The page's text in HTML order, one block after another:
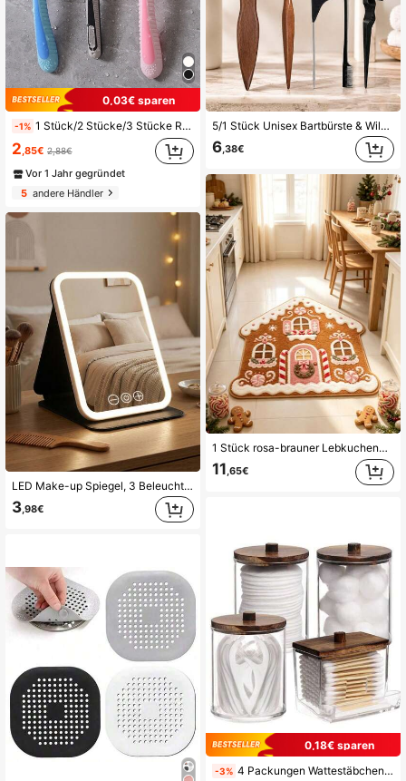
0,03€ sparen
-1% 1 Stück/2 Stücke/3 Stücke Rasiererhalter ohne Bohren, Wandhalterung mit Kabelhalter und Kleiderhaken für Kleidung & Taschen
2,85€ 2,88€
Vor 1 Jahr gegründet
5andere Händler
LED Make-up Spiegel, 3 Beleuchtungsmodi, einstellbare Helligkeit, tragbares faltbares Design, geeignet für Zuhause, Reisen oder Studentenwohnheim, perfektes Geschenk für Frauen zu Feiertagen, Geburtstagen oder Muttertag
3 ,98€
5/1 Stück Unisex Bartbürste & Wildschweinborsten-Haarbürste, glättet Frizz & fliegende Haare, glattes Rückkämmen, professionelle Barber-Stylingbürste, Haarfarben-Spitzschwanzkamm, erzeugt glatten Pferdeschwanz & Dutt - breite Spitzschwanz-Rückkamm- & Entwirrbürste, geeignet für Barbershops, Schönheitssalons, Reiseessentials, Schulanfang, Reise- & Urlaubsessentials, Damen-Haaraccessoires, Bürste, Haarbürste, Edge-Bürste, Kämmen, Kämmen, Entwirrbürste, Kugelbürste, Mini-Haarbürste, Haarbürsten-Set, Unisex, empfohlen als Weihnachtsgeschenk
6 ,38€
1 Stück rosa-brauner Lebkuchenhaus Plüschteppich, verdickter dekorativer Teppich für Weihnachten, Herbst und Winter, Schlafzimmerdekoration, kleiner Teppich, Teppich, Heimdekoration, Wohnzimmerteppich, Schlafzimmerteppich, Wohnzimmer Heimdekoration
11,65€
0,18€ sparen
-3% 4 Packungen Wattestäbchen Kosmetikbehälter, 10/7 Unzen runde Kosmetik-Reinigungswatte Spender, Medizinflasche mit Bambusdeckel für Organisation und Aufbewahrung (Braun), für Urlaub am Strand, Badezimmer-Kollektion, Schlafzimmer-Kollektion, große Kapazität